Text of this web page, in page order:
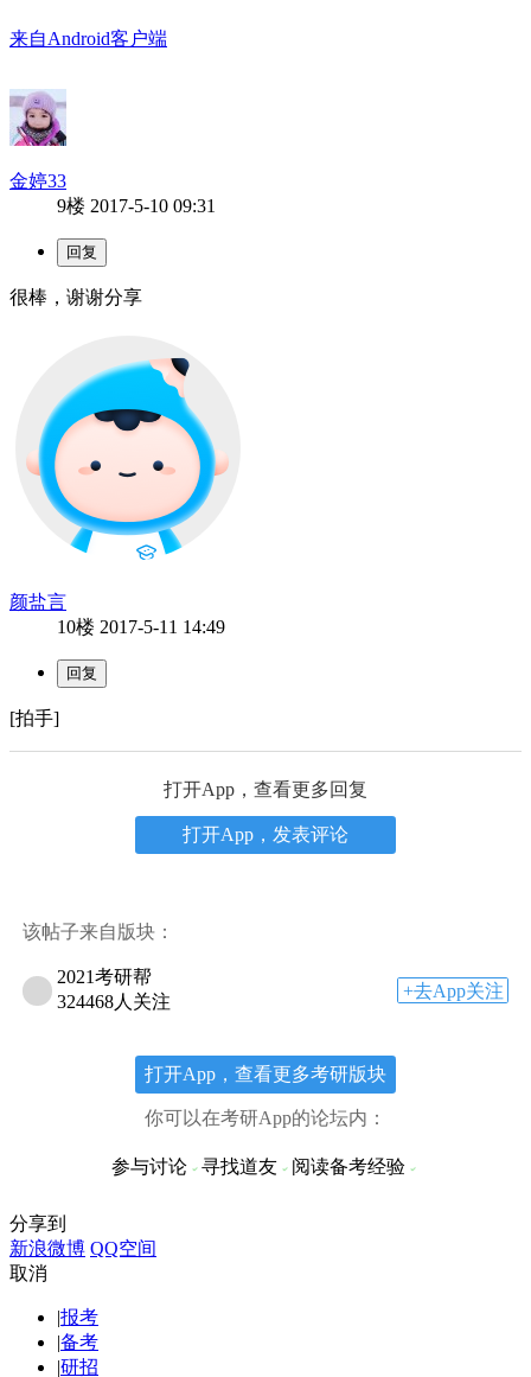
来自Android客户端
金婷33
9楼 2017-5-10 09:31
很棒，谢谢分享
颜盐言
10楼 2017-5-11 14:49
[拍手]
打开App，查看更多回复
打开App，发表评论
该帖子来自版块：
2021考研帮
324468人关注
+去App关注
打开App，查看更多考研版块
你可以在考研App的论坛内：
参与讨论 寻找道友 阅读备考经验
分享到
新浪微博 QQ空间
取消
|报考
|备考
|研招